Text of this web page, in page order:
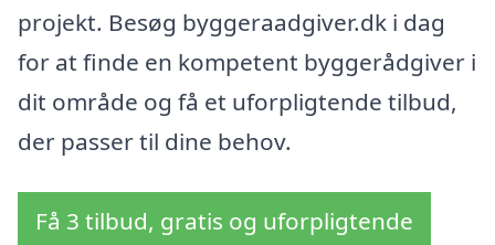
projekt. Besøg byggeraadgiver.dk i dag
for at finde en kompetent byggerådgiver i
dit område og få et uforpligtende tilbud,
der passer til dine behov.
Få 3 tilbud, gratis og uforpligtende